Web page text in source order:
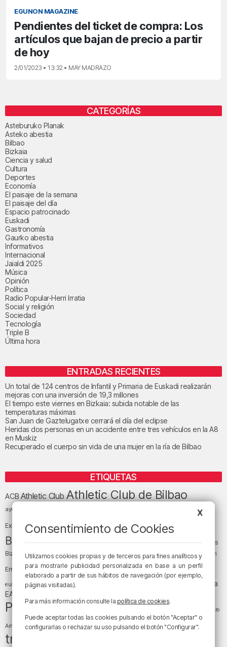
EGUNON MAGAZINE
Pendientes del ticket de compra: Los
artículos que bajan de precio a partir
de hoy
2/01/2023 • 13:32 • MAY MADRAZO
CATEGORÍAS
Asteburuko Planak
Asteko abestia
Bilbao
Bizkaia
Ciencia y salud
Cultura
Deportes
Economía
El paisaje de la semana
El paisaje del día
Espacio patrocinado
Euskadi
Gastronomía
Gaurko abestia
Informativos
Internacional
Jaialdi 2025
Música
Opinión
Política
Radio Popular-Herri Irratia
Social y religión
Sociedad
Tecnología
Triple B
Última hora
ENTRADAS RECIENTES
Un total de 124 centros de Infantil y Primaria de Euskadi realizarán
mejoras con una inversión de 19,3 millones
El tiempo este viernes en Bizkaia: subida notable de las
temperaturas máximas
San Juan de Gaztelugatxe cerrará el día del eclipse
Heridas dos personas en un accidente entre tres vehículos en la A8
en Muskiz
Recuperado el cuerpo sin vida de una mujer en la ría de Bilbao
ETIQUETAS
ACBAthletic ClubAthletic Club de Bilbao
ayuntamiento de Bilbao BEC (Bilbao
Exhibition Center) BilbaoBilbao Basket Bizkaia
Bizkaia y sus comarcas Copa del Rey cultura Cáritas
Bizkaia
Deusto Diócesis de Bilbao Egunon Bizkaia el tiempo Enkarterri
Ernesto Valverde Ertzaintza Euskadi (País Vasco)
euskera fiestas fútbol LaLiga
LaLiga
EA Sports
Política sociedadsucesos Teatro
Arriaga tiempotiempo atmosféricotráfico
tráfico en Bizkaia
X
Consentimiento de Cookies
Utilizamos cookies propias y de terceros para fines analíticos y
para mostrarle publicidad personalizada en base a un perfil
elaborado a partir de sus hábitos de navegación (por ejemplo,
páginas visitadas).
Para más información consulte la política de cookies.
Puede aceptar todas las cookies pulsando el botón "Aceptar" o
configurarlas o rechazar su uso pulsando el botón "Configurar".